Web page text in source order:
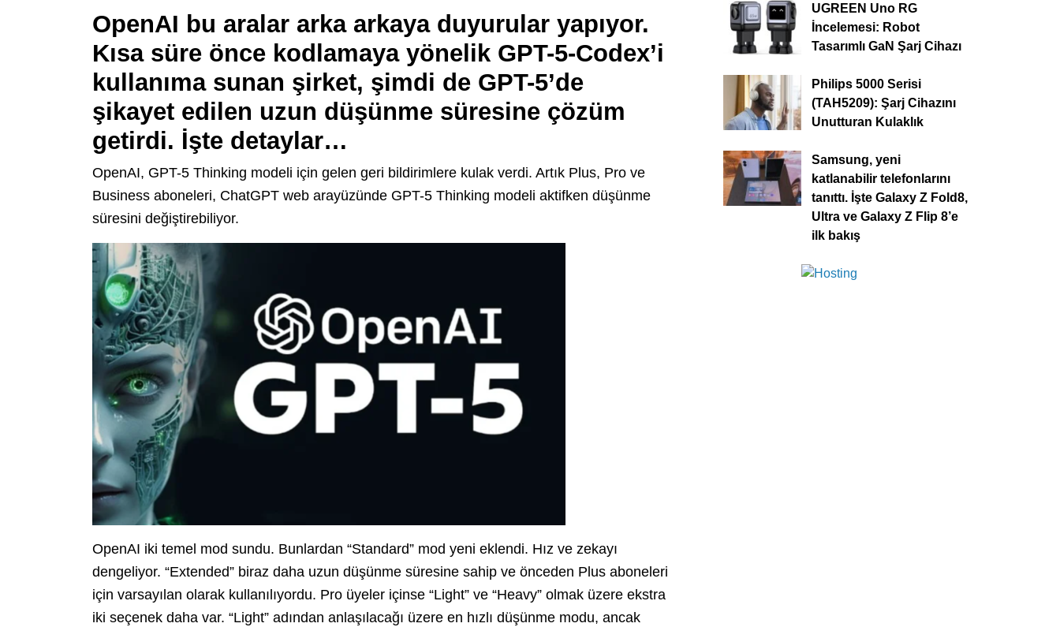
OpenAI bu aralar arka arkaya duyurular yapıyor.
Kısa süre önce kodlamaya yönelik GPT-5-Codex’i
kullanıma sunan şirket, şimdi de GPT-5’de
şikayet edilen uzun düşünme süresine çözüm
getirdi. İşte detaylar…
OpenAI, GPT-5 Thinking modeli için gelen geri bildirimlere kulak verdi. Artık Plus, Pro ve
Business aboneleri, ChatGPT web arayüzünde GPT-5 Thinking modeli aktifken düşünme
süresini değiştirebiliyor.
OpenAI iki temel mod sundu. Bunlardan “Standard” mod yeni eklendi. Hız ve zekayı
dengeliyor. “Extended” biraz daha uzun düşünme süresine sahip ve önceden Plus aboneleri
için varsayılan olarak kullanılıyordu. Pro üyeler içinse “Light” ve “Heavy” olmak üzere ekstra
iki seçenek daha var. “Light” adından anlaşılacağı üzere en hızlı düşünme modu, ancak
UGREEN Uno RG
İncelemesi: Robot
Tasarımlı GaN Şarj Cihazı
Philips 5000 Serisi
(TAH5209): Şarj Cihazını
Unutturan Kulaklık
Samsung, yeni
katlanabilir telefonlarını
tanıttı. İşte Galaxy Z Fold8,
Ultra ve Galaxy Z Flip 8’e
ilk bakış